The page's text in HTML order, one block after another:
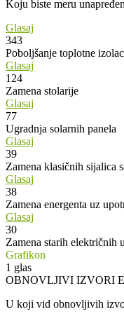
Koju biste meru
Glasaj
343
Poboljšanje toplotne
Glasaj
124
Zamena stolarije
Glasaj
77
Ugradnja solarnih panela
Glasaj
39
Zamena klasičnih sijalica
Glasaj
38
Zamena energenta uz
Glasaj
30
Zamena starih električnih
Grafikon
1 glas
OBNOVLJIVI IZVORI
U koji vid obnovljivih